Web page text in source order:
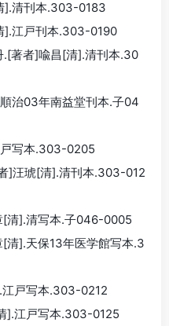
].清刊本.303-0183
].江戸刊本.303-0190
.[著者]喩昌[清].清刊本.30
治03年南益堂刊本.子04
写本.303-0205
]汪琥[清].清刊本.303-012
[清].清写本.子046-0005
清].天保13年医学館写本.3
戸写本.303-0212
].江戸写本.303-0125